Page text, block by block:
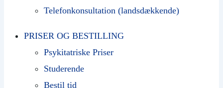
Telefonkonsultation (landsdækkende)
PRISER OG BESTILLING
Psykitatriske Priser
Studerende
Bestil tid